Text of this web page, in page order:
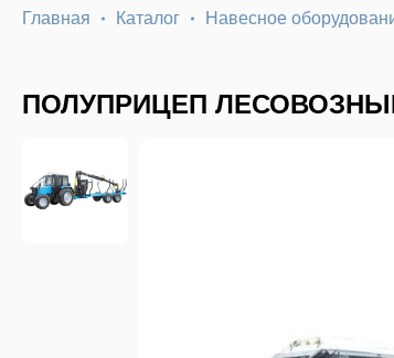
Главная Каталог Навесное
ПОЛУПРИЦЕП